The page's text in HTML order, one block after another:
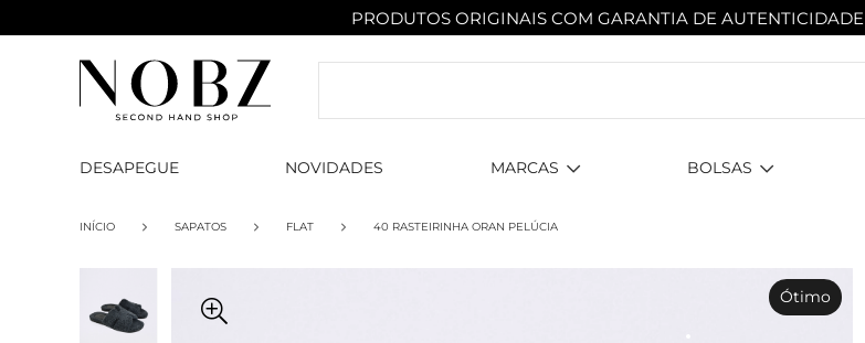
PRODUTOS ORIGINAIS COM GARANTIA DE AUTENTICIDADE
DESAPEGUE NOVIDADES MARCAS BOLSAS
INÍCIO SAPATOS FLAT 40 RASTEIRINHA ORAN PELÚCIA
Ótimo